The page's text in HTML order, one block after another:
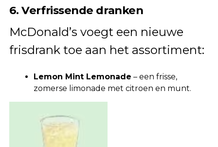
6. Verfrissende dranken
McDonald’s voegt een nieuwe
frisdrank toe aan het assortiment:
Lemon Mint Lemonade – een frisse,
zomerse limonade met citroen en munt.